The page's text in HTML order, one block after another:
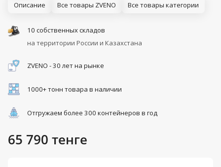
Описание Все товары ZVENO Все товары категории
10 собственных складов
на территории России и Казахстана
ZVENO - 30 лет на рынке
1000+ тонн товара в наличии
Отгружаем более 300 контейнеров в год
65 790 тенге